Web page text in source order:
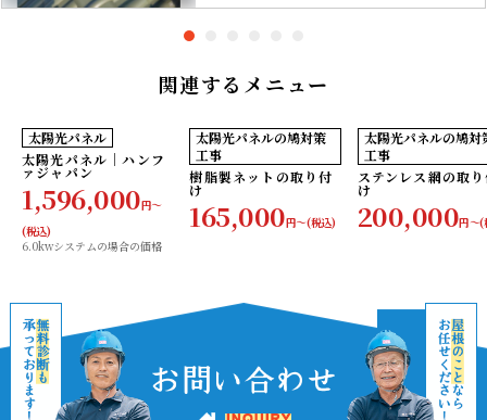
関連するメニュー
メーカー
保証付き
太陽光パネル
太陽光パネル│ハンフ
ァジャパン
1,596,000円〜
(税込)
6.0kwシステムの場合の価格
工事費
コミコミ
工事保証付き
太陽光パネルの鳩対策
工事
樹脂製ネットの取り付
け
165,000円〜(税込)
工事
コミ
工事保証付き
太陽光パネルの鳩対
工事
ステンレス網の取
け
200,000円〜(